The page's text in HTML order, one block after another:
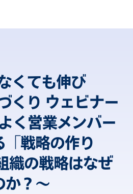
くても伸び
くり ウェビナー
く営業メンバー
戦略の作り
織の戦略はなぜ
か？〜